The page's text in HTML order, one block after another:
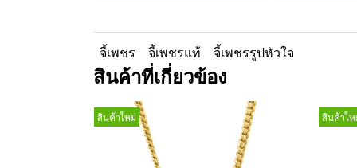
จี้เพชร จี้เพชรแท้ จี้เพชรรูปหัวใจ
สินค้าที่เกี่ยวข้อง
สินค้าใหม่ สินค้าให